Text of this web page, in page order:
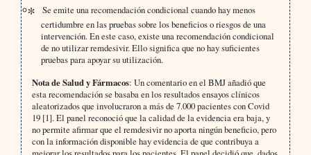
Se emite una recomendación condicional cuando hay menos
certidumbre en las pruebas sobre los beneficios o riesgos de una
intervención. En este caso, existe una recomendación condicional
de no utilizar remdesivir. Ello significa que no hay suficientes
pruebas para apoyar su utilización.
Nota de Salud y Fármacos: Un comentario en el BMJ añadió que
esta recomendación se basaba en los resultados ensayos clínicos
aleatorizados que involucraron a más de 7.000 pacientes con Covid
19 [1]. El panel reconoció que la calidad de la evidencia era baja, y
no permite afirmar que el remdesivir no aporta ningún beneficio, pero
con la información disponible hay evidencia de que contribuya a